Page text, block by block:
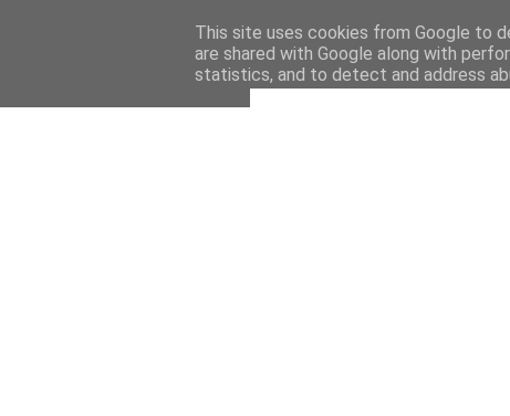
This site uses cookies from Google to
are shared with Google along with
statistics, and to detect and address